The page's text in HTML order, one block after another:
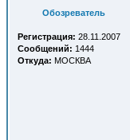
Обозреватель
Регистрация: 28.11.2007
Сообщений: 1444
Откуда: МОСКВА